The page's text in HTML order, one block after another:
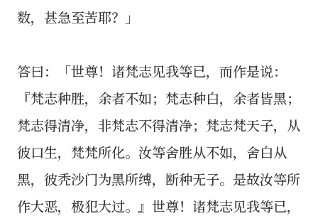
数，甚急至苦耶？」
答曰：「世尊！诸梵志见我等已，而作是说：
『梵志种胜，余者不如；梵志种白，余者皆黑；
梵志得清净，非梵志不得清净；梵志梵天子，从
彼口生，梵梵所化。汝等舍胜从不如，舍白从
黑，彼秃沙门为黑所缚，断种无子。是故汝等所
作大恶，极犯大过。』世尊！诸梵志见我等已，